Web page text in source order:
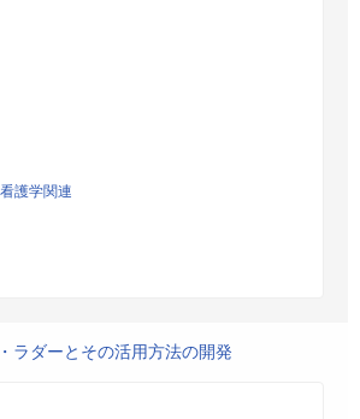
護学関連
ラダーとその活用方法の開発